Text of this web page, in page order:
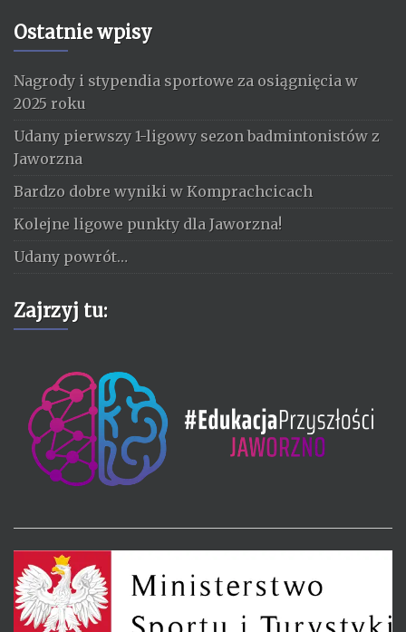
Ostatnie wpisy
Nagrody i stypendia sportowe za osiągnięcia w
2025 roku
Udany pierwszy 1-ligowy sezon badmintonistów z
Jaworzna
Bardzo dobre wyniki w Komprachcicach
Kolejne ligowe punkty dla Jaworzna!
Udany powrót…
Zajrzyj tu: